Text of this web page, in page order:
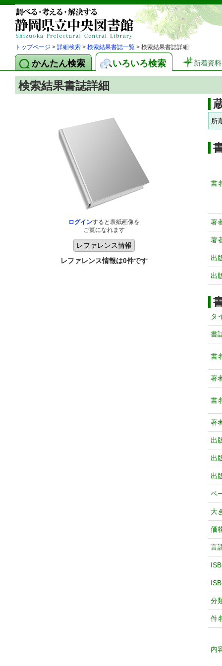
トップページ > 詳細検索 > 検索結果書誌一覧 > 検索結果書誌詳細
かんたん検索 いろいろ検索 新着資料
検索結果書誌詳細
ログインすると表紙画像を
ご覧になれます
レファレンス情報は0件です
所
書
著
著
出
出
タ
書
書
著
書
著
出
出
出
ペ
大
価
言
分
件
内